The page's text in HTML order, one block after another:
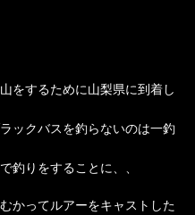
をするために山梨県に到着し
ックバスを釣らないのは一釣
釣りをすることに、、
かってルアーをキャストした